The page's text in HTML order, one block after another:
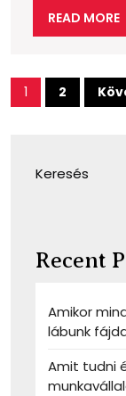
READ MORE
lapozása
1 2
Keresés
Recent
Amikor
lábunk
Amit tudni